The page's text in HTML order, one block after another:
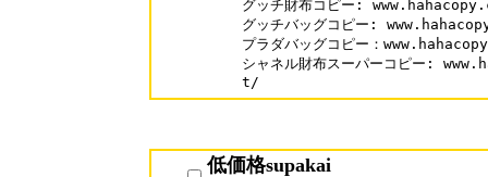
グッチ財布コピー:
グッチバッグコピー:
プラダバッグコピー：
シャネル財布スーパーコピー:
t/
低価格supakai